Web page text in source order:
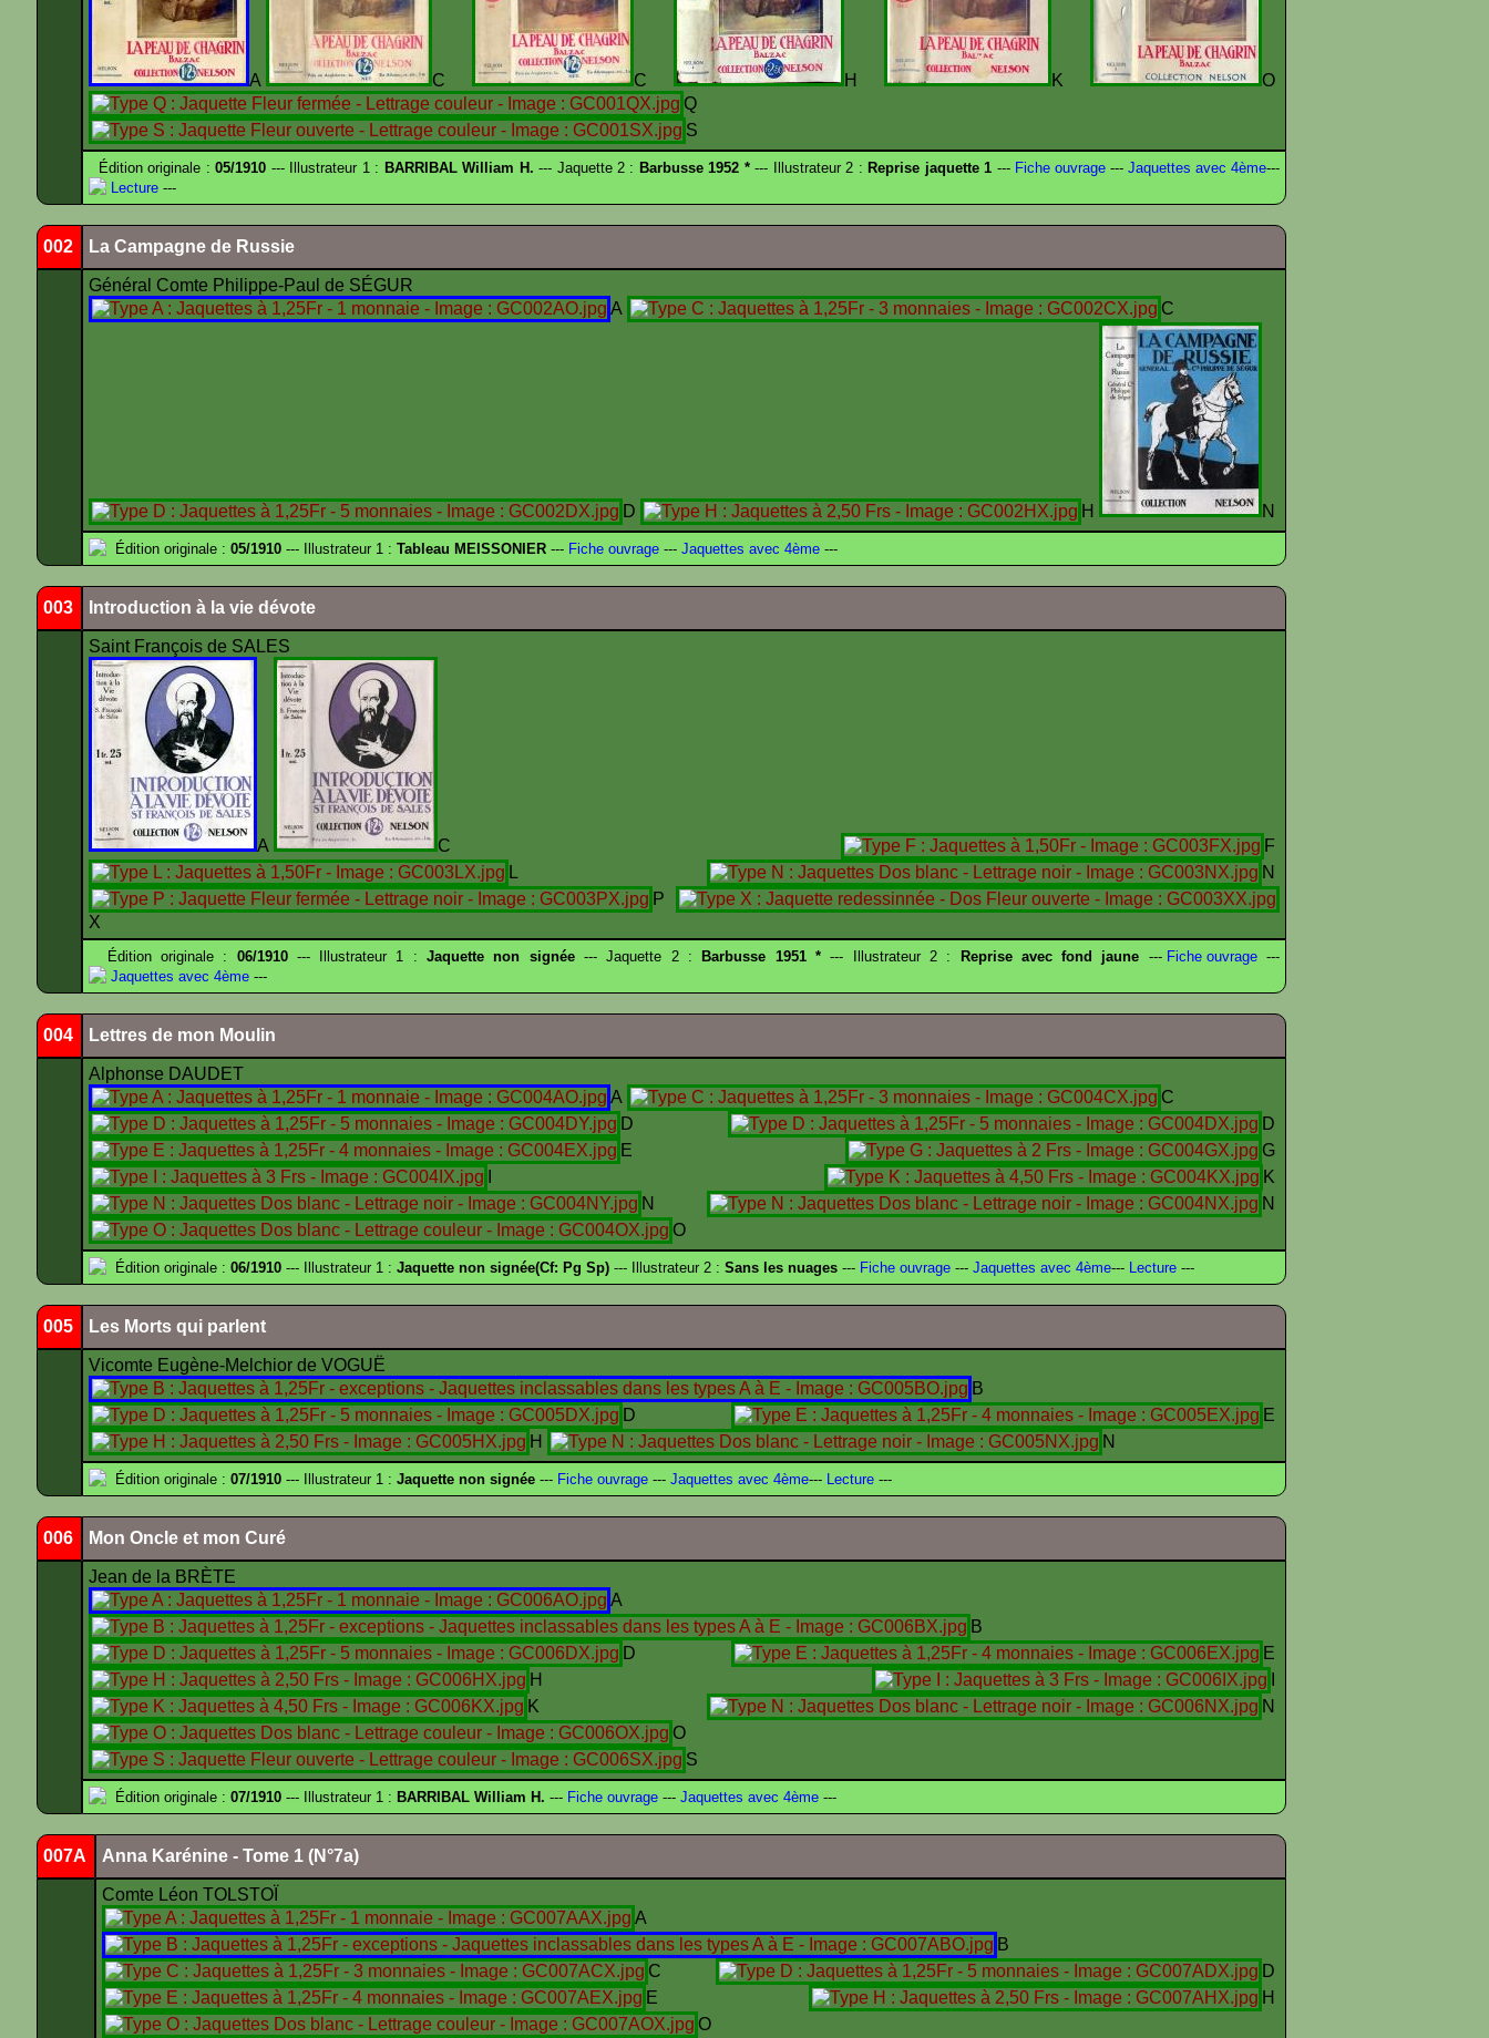
A C C H K
O
Q
S
Édition originale :05/1910 --- Illustrateur 1 : BARRIBAL William H. --- Jaquette 2 : Barbusse 1952 *--- Illustrateur 2 : Reprise jaquette 1 ---Fiche ouvrage--- Jaquettes avec 4ème---
Lecture ---
002 La Campagne de Russie
Général Comte Philippe-Paul de SÉGUR
A
C
D H N
Édition originale : 05/1910 --- Illustrateur 1 : Tableau MEISSONIER --- Fiche ouvrage --- Jaquettes avec 4ème ---
003 Introduction à la vie dévote
Saint François de SALES
A C
F
L
N
P
X
Édition originale : 06/1910--- Illustrateur 1 :Jaquette non signée--- Jaquette 2 : Barbusse 1951 *--- Illustrateur 2 : Reprise avec fond jaune ---Fiche ouvrage---
Jaquettes avec 4ème ---
004 Lettres de mon Moulin
Alphonse DAUDET
A
C
D
D
E
G
K
N
N
O
Édition originale : 06/1910 --- Illustrateur 1 : Jaquette non signée(Cf: Pg Sp) --- Illustrateur 2 : Sans les nuages --- Fiche ouvrage --- Jaquettes avec 4ème--- Lecture ---
005 Les Morts qui parlent
Vicomte Eugène-Melchior de VOGUË
B
D
E
H
N
Édition originale : 07/1910 --- Illustrateur 1 : Jaquette non signée --- Fiche ouvrage --- Jaquettes avec 4ème--- Lecture ---
006 Mon Oncle et mon Curé
Jean de la BRÈTE
A
B
D
E
H
K
N
O
S
Édition originale : 07/1910 --- Illustrateur 1 : BARRIBAL William H. --- Fiche ouvrage --- Jaquettes avec 4ème ---
007A Anna Karénine - Tome 1 (N°7a)
Comte Léon TOLSTOÏ
A
B
C
D
E
H
O